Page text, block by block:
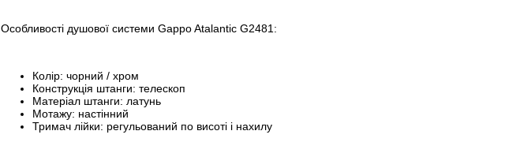
Особливості душової системи Gappo Atalantic G2481:
Колір: чорний / хром
Конструкція штанги: телескоп
Матеріал штанги: латунь
Мотажу: настінний
Тримач лійки: регульований по висоті і нахилу